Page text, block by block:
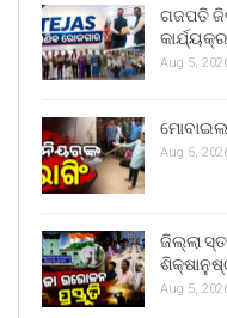
ଗଜପତି
Aug 5,
Aug 5,
ଜିଲ୍ଲା
Aug 5,